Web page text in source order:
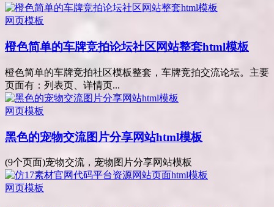
网页模板
橙色简单的车牌竞拍论坛社区网站整套html模板
橙色简单的车牌竞拍社区模板整套，车牌竞拍交流论坛。主要
页面有：列表页、详情页...
网页模板
黑色的宠物交流图片分享网站html模板
(9个页面)宠物交流，宠物图片分享网站模板
网页模板